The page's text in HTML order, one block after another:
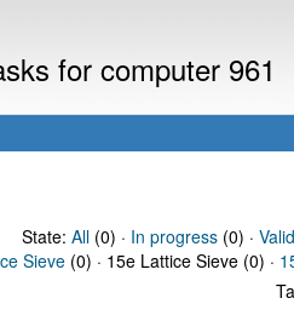
for computer 961
State: All(0) · In progress(0) ·
Sieve (0) · 15e Lattice Sieve (0) ·